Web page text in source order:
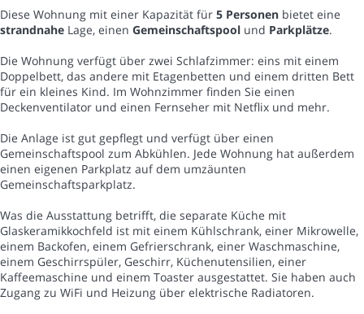
Diese Wohnung mit einer Kapazität für 5 Personen bietet eine
strandnahe Lage, einen Gemeinschaftspool und Parkplätze.
Die Wohnung verfügt über zwei Schlafzimmer: eins mit einem
Doppelbett, das andere mit Etagenbetten und einem dritten Bett
für ein kleines Kind. Im Wohnzimmer finden Sie einen
Deckenventilator und einen Fernseher mit Netflix und mehr.
Die Anlage ist gut gepflegt und verfügt über einen
Gemeinschaftspool zum Abkühlen. Jede Wohnung hat außerdem
einen eigenen Parkplatz auf dem umzäunten
Gemeinschaftsparkplatz.
Was die Ausstattung betrifft, die separate Küche mit
Glaskeramikkochfeld ist mit einem Kühlschrank, einer Mikrowelle,
einem Backofen, einem Gefrierschrank, einer Waschmaschine,
einem Geschirrspüler, Geschirr, Küchenutensilien, einer
Kaffeemaschine und einem Toaster ausgestattet. Sie haben auch
Zugang zu WiFi und Heizung über elektrische Radiatoren.